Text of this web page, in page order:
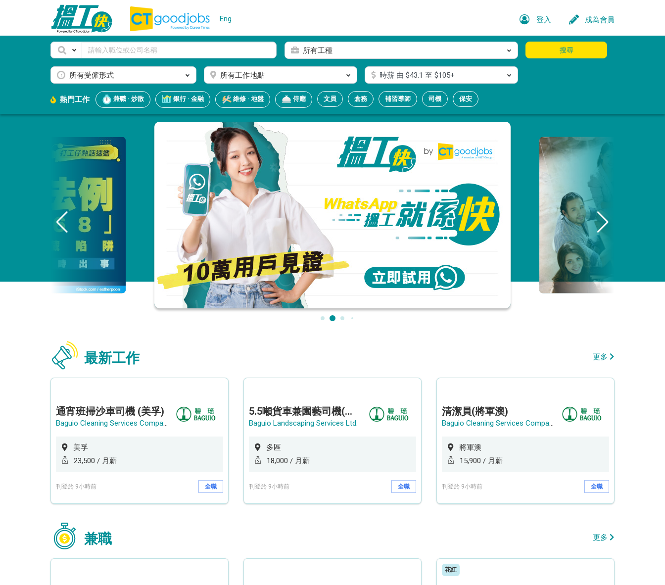
Eng 登入 成為會員
所有工種
所有受僱形式 所有工作地點 時薪由 $43.1 至 $105+
搜尋
熱門工作 兼職 · 炒散 銀行 · 金融 維修 · 地盤 侍應 文員 倉務 補習導師 司機 保安
最新工作 更多
通宵班掃沙車司機 (美孚)
Baguio Cleaning Services Company Limited
美孚
23,500 / 月薪
刊登於 9小時前 全職
5.5噸貨車兼園藝司機(港九新界)
Baguio Landscaping Services Ltd.
多區
18,000 / 月薪
刊登於 9小時前 全職
清潔員(將軍澳)
Baguio Cleaning Services Company Limited
將軍澳
15,900 / 月薪
刊登於 9小時前 全職
兼職 更多
花紅